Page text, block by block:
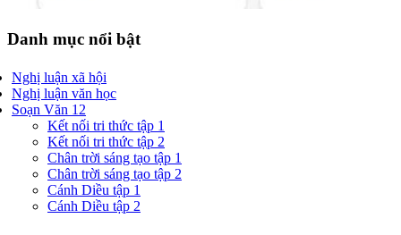
Danh mục nổi bật
Nghị luận xã hội
Nghị luận văn học
Soạn Văn 12
Kết nối tri thức tập 1
Kết nối tri thức tập 2
Chân trời sáng tạo tập 1
Chân trời sáng tạo tập 2
Cánh Diều tập 1
Cánh Diều tập 2